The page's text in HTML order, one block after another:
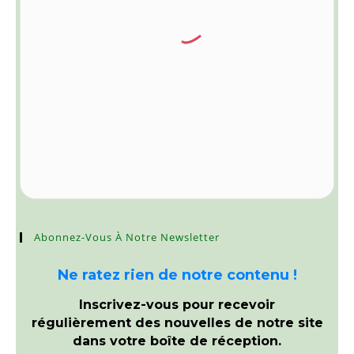
Abonnez-Vous À Notre Newsletter
Ne ratez rien de notre contenu !
Inscrivez-vous pour recevoir
régulièrement des nouvelles de notre site
dans votre boîte de réception.